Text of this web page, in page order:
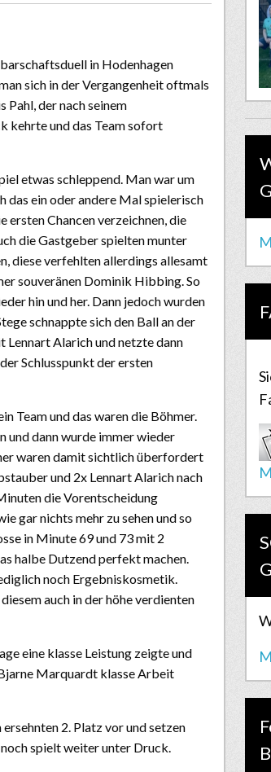
in Hodenhagen
sich in der Vergangenheit oftmals
Pahl, der nach seinem
kehrte und das Team sofort
etwas schleppend. Man war um
das ein oder andere Mal spielerisch
ersten Chancen verzeichnen, die
die Gastgeber spielten munter
diese verfehlten allerdings allesamt
souveränen Dominik Hibbing. So
hin und her. Dann jedoch wurden
schnappte sich den Ball an der
Lennart Alarich und netzte dann
Schlusspunkt der ersten
Team und das waren die Böhmer.
und dann wurde immer wieder
waren damit sichtlich überfordert
und 2x Lennart Alarich nach
die Vorentscheidung
gar nichts mehr zu sehen und so
in Minute 69 und 73 mit 2
halbe Dutzend perfekt machen.
noch Ergebniskosmetik.
auch in der höhe verdienten
eine klasse Leistung zeigte und
Marquardt klasse Arbeit
2. Platz vor und setzen
spielt weiter unter Druck.